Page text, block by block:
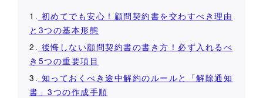
1. 初めてでも安心！顧問契約書を交わすべき理由
と3つの基本形態
2. 後悔しない顧問契約書の書き方！必ず入れるべ
き5つの重要項目
3. 知っておくべき途中解約のルールと「解除通知
書」3つの作成手順